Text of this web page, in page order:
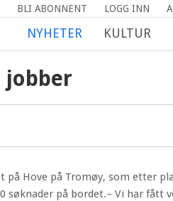
BLI ABONNENT LOGG INN
NYHETER KULTUR
jobber
Hove på Tromøy, som etter
søknader på bordet.– Vi har fått